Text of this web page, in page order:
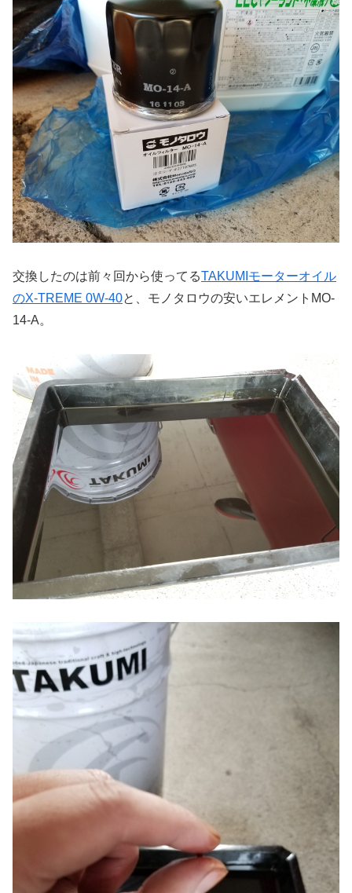
交換したのは前々回から使ってるTAKUMIモーターオイル
のX-TREME 0W-40と、モノタロウの安いエレメントMO-
14-A。